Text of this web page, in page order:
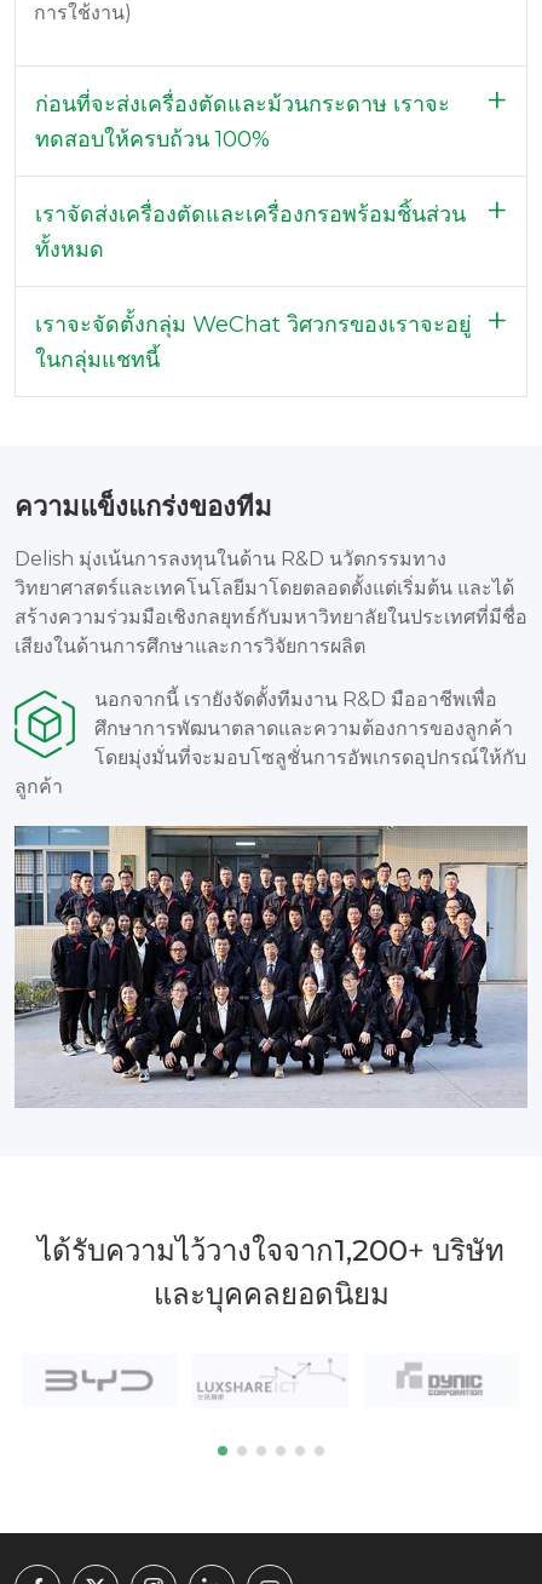
การใช้งาน)
ก่อนที่จะส่งเครื่องตัดและม้วนกระดาษ เราจะ
ทดสอบให้ครบถ้วน 100%
เราจัดส่งเครื่องตัดและเครื่องกรอพร้อมชิ้นส่วน
ทั้งหมด
เราจะจัดตั้งกลุ่ม WeChat วิศวกรของเราจะอยู่
ในกลุ่มแชทนี้
ความแข็งแกร่งของทีม
Delish มุ่งเน้นการลงทุนในด้าน R&D นวัตกรรมทาง
วิทยาศาสตร์และเทคโนโลยีมาโดยตลอดตั้งแต่เริ่มต้น และได้
สร้างความร่วมมือเชิงกลยุทธ์กับมหาวิทยาลัยในประเทศที่มีชื่อ
เสียงในด้านการศึกษาและการวิจัยการผลิต
นอกจากนี้ เรายังจัดตั้งทีมงาน R&D มืออาชีพเพื่อ
ศึกษาการพัฒนาตลาดและความต้องการของลูกค้า
โดยมุ่งมั่นที่จะมอบโซลูชั่นการอัพเกรดอุปกรณ์ให้กับ
ลูกค้า
ได้รับความไว้วางใจจาก1,200+ บริษัท
และบุคคลยอดนิยม